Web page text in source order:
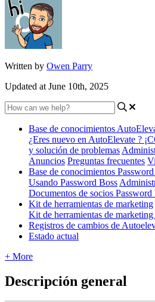
Written by Owen Parry
Updated at June 10th, 2025
Base de conocimientos
¿Eres nuevo en AutoElevate ?
y solución de problemas
Anuncios Preguntas frecuentes
Base de conocimientos
Usando Password Boss
Documentos de socios Password
Kit de herramientas de marketing
Kit de herramientas de
Registros de cambios de
Estado actual
+ More
Descripción general